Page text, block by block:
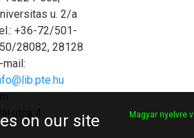
u. 2/a
+36-72/501-
28082, 28128
mail:
utca 4.on our site Magyar nyelvre